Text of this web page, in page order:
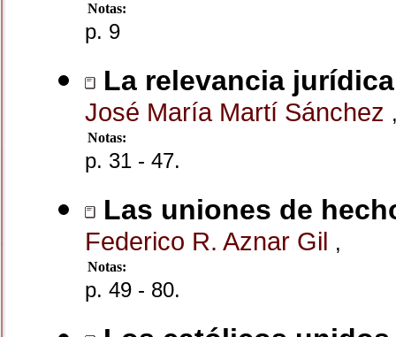
Notas:
p. 9
La relevancia
José María Martí Sánchez
Notas:
p. 31 - 47.
Las uniones de
Federico R. Aznar Gil ,
Notas:
p. 49 - 80.